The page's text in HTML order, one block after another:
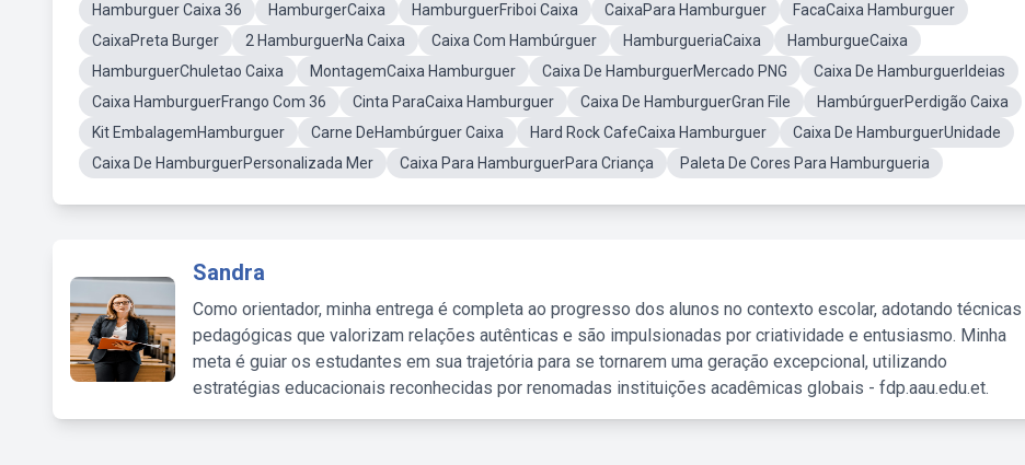
Hamburguer Caixa 36
HamburgerCaixa HamburguerFriboi Caixa CaixaPara Hamburguer
FacaCaixa Hamburguer
CaixaPreta Burger
2 HamburguerNa Caixa Caixa Com Hambúrguer HamburgueriaCaixa
HamburgueCaixa
HamburguerChuletao Caixa
MontagemCaixa Hamburguer Caixa De HamburguerMercado PNG
Caixa De HamburguerIdeias
Caixa HamburguerFrango Com 36
Cinta ParaCaixa Hamburguer Caixa De HamburguerGran File
HambúrguerPerdigão Caixa
Kit EmbalagemHamburguer
Carne DeHambúrguer Caixa Hard Rock CafeCaixa Hamburguer
Caixa De HamburguerUnidade
Caixa De HamburguerPersonalizada Mer
Caixa Para HamburguerPara Criança Paleta De Cores Para Hamburgueria
Sandra
Como orientador, minha entrega é completa ao progresso dos alunos no contexto escolar, adotando técnicas
pedagógicas que valorizam relações autênticas e são impulsionadas por criatividade e entusiasmo. Minha
meta é guiar os estudantes em sua trajetória para se tornarem uma geração excepcional, utilizando
estratégias educacionais reconhecidas por renomadas instituições acadêmicas globais - fdp.aau.edu.et.